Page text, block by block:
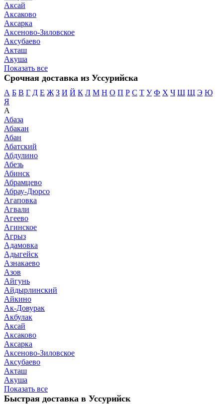
Аксай
Аксаково
Аксарка
Аксеново-Зиловское
Аксубаево
Акташ
Акуша
Показать все
Срочная доставка из Уссурийска
А Б В Г Д Е Ж З И Й К Л М Н О П Р С Т У Ф Х Ч Ш Щ Э Ю
Я
А
Абаза
Абакан
Абан
Абатский
Абдулино
Абезь
Абинск
Абрамцево
Абрау-Дюрсо
Агаповка
Агвали
Агеево
Агинское
Агрыз
Адамовка
Адыгейск
Азнакаево
Азов
Айгунь
Айдырлинский
Айкино
Ак-Довурак
Акбулак
Аксай
Аксаково
Аксарка
Аксеново-Зиловское
Аксубаево
Акташ
Акуша
Показать все
Быстрая доставка в Уссурийск